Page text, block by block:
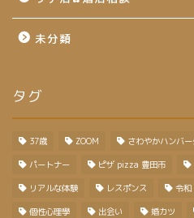
未分類
タグ
37歳 ZOOM さわやかハンバ
パートナー ピザ pizza 豊田市
リアルな体験 レスポンス 令和
個性心理學 出会い 婚カツ